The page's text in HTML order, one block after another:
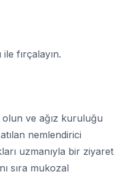
fırçalayın.
ve ağız kuruluğu
nemlendirici
uzmanıyla bir ziyaret
sıra mukozal